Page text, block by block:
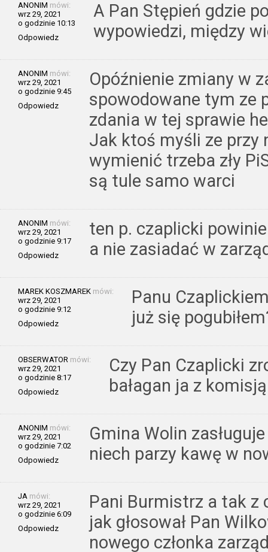
ANONIM mówi:
wrz 29, 2021
o godzinie 10:13
Odpowiedz
A Pan Stępień gdzie
wypowiedzi, między
ANONIM mówi:
wrz 29, 2021
o godzinie 9:45
Odpowiedz
Opóźnienie zmiany w
spowodowane tym ze
zdania w tej sprawie
Jak ktoś myśli ze przy
wymienić trzeba zły
są tule samo warci
ANONIM mówi:
wrz 29, 2021
o godzinie 9:17
Odpowiedz
ten p. czaplicki
a nie zasiadać w
MAREK KOSZMAREK mówi:
wrz 29, 2021
o godzinie 9:12
Odpowiedz
Panu
już się
OBSERWATOR mówi:
wrz 29, 2021
o godzinie 8:17
Odpowiedz
Czy Pan Czaplicki
bałagan ja z
ANONIM mówi:
wrz 29, 2021
o godzinie 7:02
Odpowiedz
Gmina Wolin
niech parzy kawę w
JA mówi:
wrz 29, 2021
o godzinie 6:09
Odpowiedz
Pani Burmistrz a tak z
jak głosował Pan
nowego członka